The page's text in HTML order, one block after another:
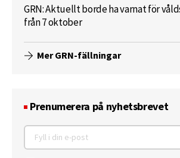
GRN: Aktuellt borde ha varnat för
från 7 oktober
Mer GRN-fällningar
Prenumerera på nyhetsbrevet